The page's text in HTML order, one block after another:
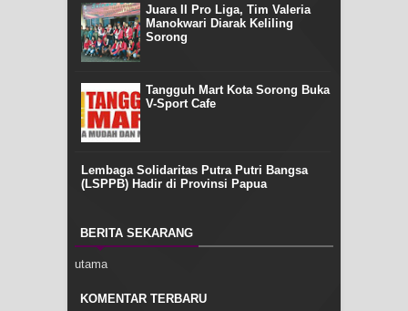
Juara II Pro Liga, Tim Valeria
Manokwari Diarak Keliling
Sorong
Tangguh Mart Kota Sorong Buka
V-Sport Cafe
Lembaga Solidaritas Putra Putri Bangsa
(LSPPB) Hadir di Provinsi Papua
BERITA SEKARANG
utama
KOMENTAR TERBARU